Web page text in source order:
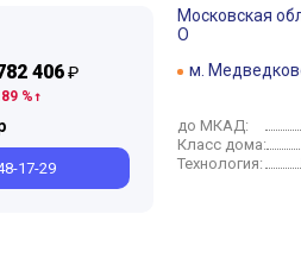
Июнь Май Апрель Март
Июнь Май Февраль
406₽
%
17-29
Московская
О
м.
до МКАД:
Класс дома:
Технология: